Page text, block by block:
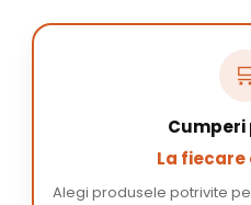
Cumperi
La
Alegi produsele potrivite